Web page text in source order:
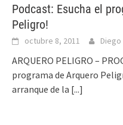
Podcast: Esucha el
Peligro!
octubre 8, 2011 Diego
ARQUERO PELIGRO –
programa de Arquero
arranque de la [...]